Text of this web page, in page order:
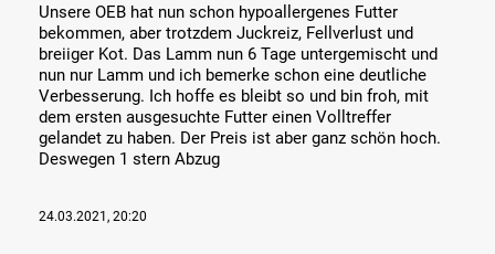
Unsere OEB hat nun schon hypoallergenes Futter
bekommen, aber trotzdem Juckreiz, Fellverlust und
breiiger Kot. Das Lamm nun 6 Tage untergemischt und
nun nur Lamm und ich bemerke schon eine deutliche
Verbesserung. Ich hoffe es bleibt so und bin froh, mit
dem ersten ausgesuchte Futter einen Volltreffer
gelandet zu haben. Der Preis ist aber ganz schön hoch.
Deswegen 1 stern Abzug
24.03.2021, 20:20